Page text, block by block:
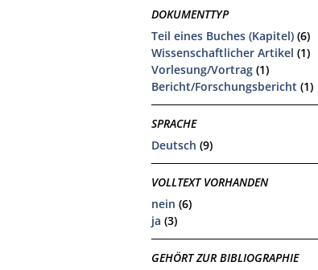
DOKUMENTTYP
Teil eines Buches (Kapitel) (6)
Wissenschaftlicher Artikel (1)
Vorlesung/Vortrag (1)
Bericht/Forschungsbericht (1)
SPRACHE
Deutsch (9)
VOLLTEXT VORHANDEN
nein (6)
ja (3)
GEHÖRT ZUR BIBLIOGRAPHIE